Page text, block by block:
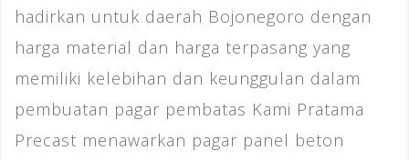
hadirkan untuk daerah Bojonegoro dengan
harga material dan harga terpasang yang
memiliki kelebihan dan keunggulan dalam
pembuatan pagar pembatas Kami Pratama
Precast menawarkan pagar panel beton